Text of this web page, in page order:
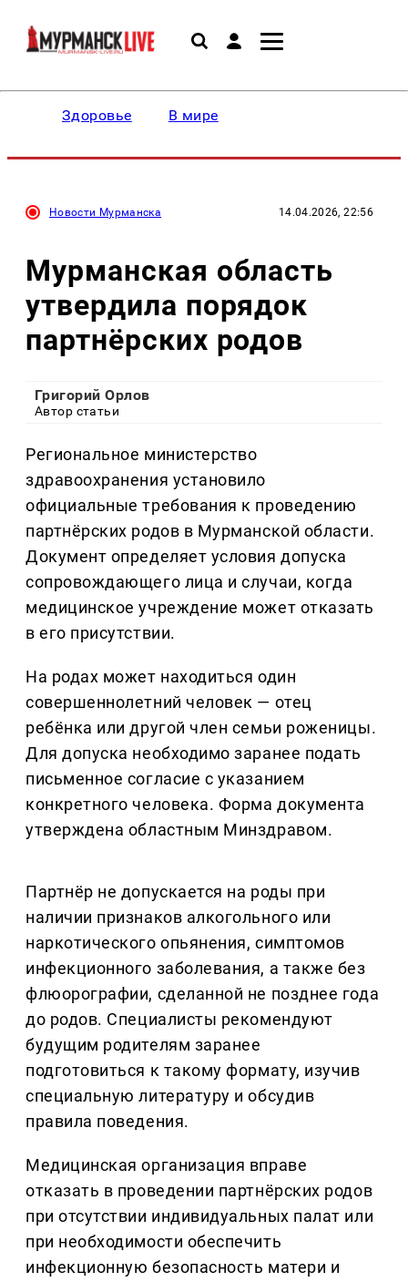
Здоровье В мире
Новости Мурманска 14.04.2026, 22:56
Мурманская область
утвердила порядок
партнёрских родов
Григорий Орлов
Автор статьи
Региональное министерство
здравоохранения установило
официальные требования к проведению
партнёрских родов в Мурманской области.
Документ определяет условия допуска
сопровождающего лица и случаи, когда
медицинское учреждение может отказать
в его присутствии.
На родах может находиться один
совершеннолетний человек — отец
ребёнка или другой член семьи роженицы.
Для допуска необходимо заранее подать
письменное согласие с указанием
конкретного человека. Форма документа
утверждена областным Минздравом.
Партнёр не допускается на роды при
наличии признаков алкогольного или
наркотического опьянения, симптомов
инфекционного заболевания, а также без
флюорографии, сделанной не позднее года
до родов. Специалисты рекомендуют
будущим родителям заранее
подготовиться к такому формату, изучив
специальную литературу и обсудив
правила поведения.
Медицинская организация вправе
отказать в проведении партнёрских родов
при отсутствии индивидуальных палат или
при необходимости обеспечить
инфекционную безопасность матери и